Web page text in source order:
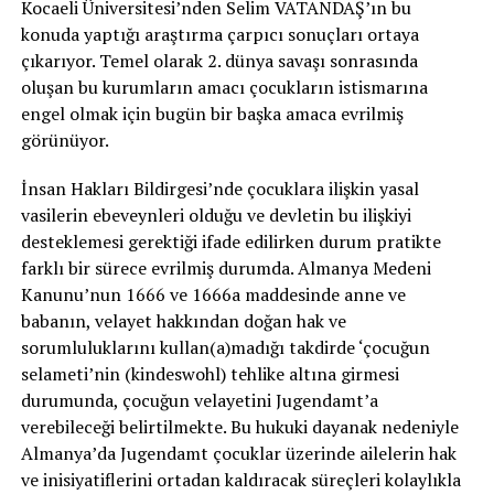
Kocaeli Üniversitesi’nden Selim VATANDAŞ’ın bu
konuda yaptığı araştırma çarpıcı sonuçları ortaya
çıkarıyor. Temel olarak 2. dünya savaşı sonrasında
oluşan bu kurumların amacı çocukların istismarına
engel olmak için bugün bir başka amaca evrilmiş
görünüyor.
İnsan Hakları Bildirgesi’nde çocuklara ilişkin yasal
vasilerin ebeveynleri olduğu ve devletin bu ilişkiyi
desteklemesi gerektiği ifade edilirken durum pratikte
farklı bir sürece evrilmiş durumda. Almanya Medeni
Kanunu’nun 1666 ve 1666a maddesinde anne ve
babanın, velayet hakkından doğan hak ve
sorumluluklarını kullan(a)madığı takdirde ‘çocuğun
selameti’nin (kindeswohl) tehlike altına girmesi
durumunda, çocuğun velayetini Jugendamt’a
verebileceği belirtilmekte. Bu hukuki dayanak nedeniyle
Almanya’da Jugendamt çocuklar üzerinde ailelerin hak
ve inisiyatiflerini ortadan kaldıracak süreçleri kolaylıkla